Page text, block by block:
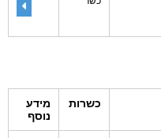
כשרות
מידע
נוסף